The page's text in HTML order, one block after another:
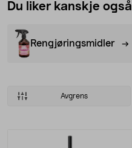
Du liker kanskje også
Rengjøringsmidler
Avgrens
Produkter